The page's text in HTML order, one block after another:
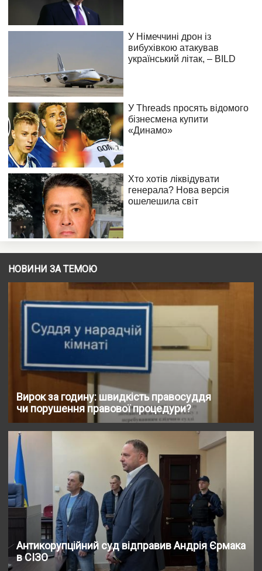
НОВИНИ ЗА ТЕМОЮ
Вирок за годину: швидкість правосуддя
чи порушення правової процедури?
Антикорупційний суд відправив Андрія Єрмака
в СІЗО